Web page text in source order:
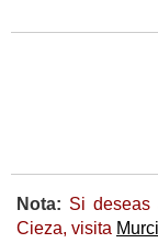
Nota: Si deseas
Cieza, visita